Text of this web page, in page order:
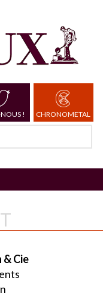
! CHRONOMETAL
Cie